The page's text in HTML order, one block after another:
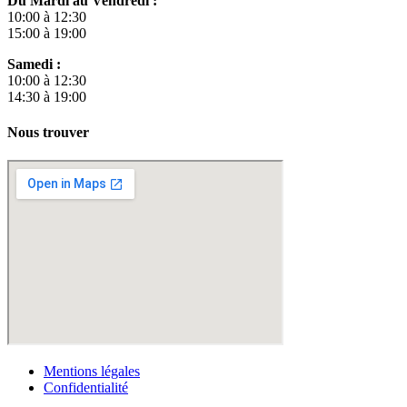
10:00 à 12:30
15:00 à 19:00
Samedi :
10:00 à 12:30
14:30 à 19:00
Nous trouver
Mentions légales
Confidentialité